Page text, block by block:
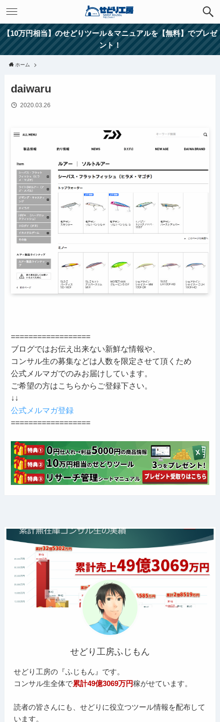
【10万円相当】のせどりツール＆マニュアルを【無料】でプレゼ
ント！
ホーム
daiwaru
2020.03.26
==================
ブログではお伝え出来ない新鮮な情報や、
コンサル生の募集などは人数を限定させて頂くため
公式メルマガでのみお届けしています。
ご希望の方はこちらからご登録下さい。
↓↓
公式メルマガ登録
==================
せどり工房ふじもん
せどり工房の『ふじもん』です。
コンサル生全体で累計49億3069万円稼がせています。
読者の皆さんにも、せどりに役立つツール情報を配布して
います。